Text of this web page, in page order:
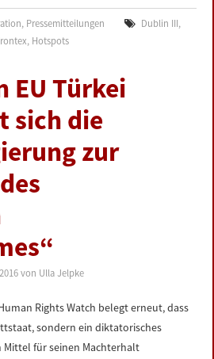
, Pressemitteilungen Dublin III,
, Hotspots
EU Türkei
sich die
zur
von Ulla Jelpke
Rights Watch belegt erneut, dass
sondern ein diktatorisches
Mittel für seinen Machterhalt